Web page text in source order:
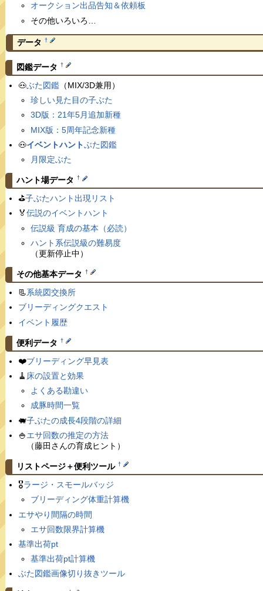
オークション出品告知＆依頼板
その他いろいろ…
データ †
図鑑データ †
🐽ぶた図鑑（MIX/3D兼用）
珍しい見た目の子ぶた
3D版：21年5月追加新種
MIX版：5周年記念新種
🐽イベントハントぶた図鑑
月限定ぶた
ハント場データ †
⛳️子ぶたハント出現リスト
🏅伝説のイベントハント
伝説級 育成の基本（必読）
ハント系伝説級の難易度
（更新停止中）
その他基本データ †
📃系統図交換所
ブリーディングクエスト
イベント履歴
便利データ †
❤️ブリーディング早見表
🧹 床の設置と効果
よくある勘違い
成豚時間一覧
🐖子ぶたの成長4段階の詳細
🍚エサ回数の推定の方法
（藤田さんの育成ヒント）
リストページ＋便利ツール †
🎖ラージ・スモールバッジ
ブリーディング体重計算機
エサやり間隔の時間
エサ回数限界計算機
基準出荷pt
基準出荷pt計算機
ぶた図鑑画像切り抜きツール